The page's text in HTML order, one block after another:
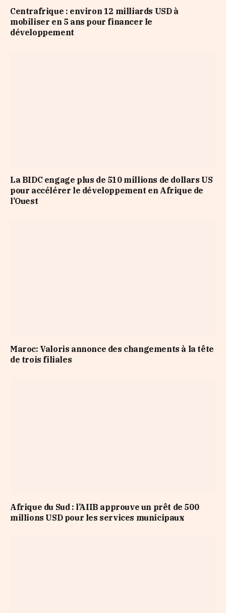
Centrafrique : environ 12 milliards USD à
mobiliser en 5 ans pour financer le
développement
La BIDC engage plus de 510 millions de dollars US
pour accélérer le développement en Afrique de
l’Ouest
Maroc: Valoris annonce des changements à la tête
de trois filiales
Afrique du Sud : l’AIIB approuve un prêt de 500
millions USD pour les services municipaux